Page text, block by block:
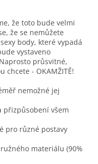
že toto bude velmi
že se nemůžete
body, které vypadá
vystaveno
průsvitné,
chcete - OKAMŽITĚ!
nemožné jej
přizpůsobení všem
pro různé postavy
materiálu (90%